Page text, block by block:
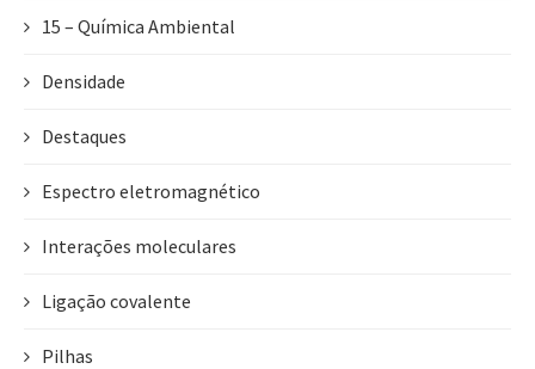
15 – Química Ambiental
Densidade
Destaques
Espectro eletromagnético
Interações moleculares
Ligação covalente
Pilhas